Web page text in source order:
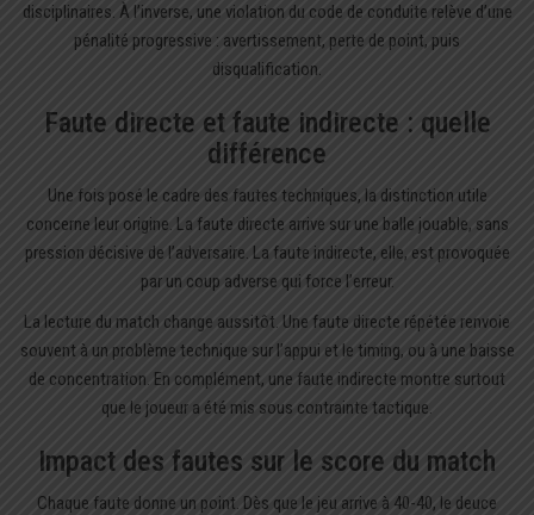
disciplinaires. À l’inverse, une violation du code de conduite relève d’une
pénalité progressive : avertissement, perte de point, puis
disqualification.
Faute directe et faute indirecte : quelle
différence
Une fois posé le cadre des fautes techniques, la distinction utile
concerne leur origine. La faute directe arrive sur une balle jouable, sans
pression décisive de l’adversaire. La faute indirecte, elle, est provoquée
par un coup adverse qui force l’erreur.
La lecture du match change aussitôt. Une faute directe répétée renvoie
souvent à un problème technique sur l’appui et le timing, ou à une baisse
de concentration. En complément, une faute indirecte montre surtout
que le joueur a été mis sous contrainte tactique.
Impact des fautes sur le score du match
Chaque faute donne un point. Dès que le jeu arrive à 40-40, le deuce